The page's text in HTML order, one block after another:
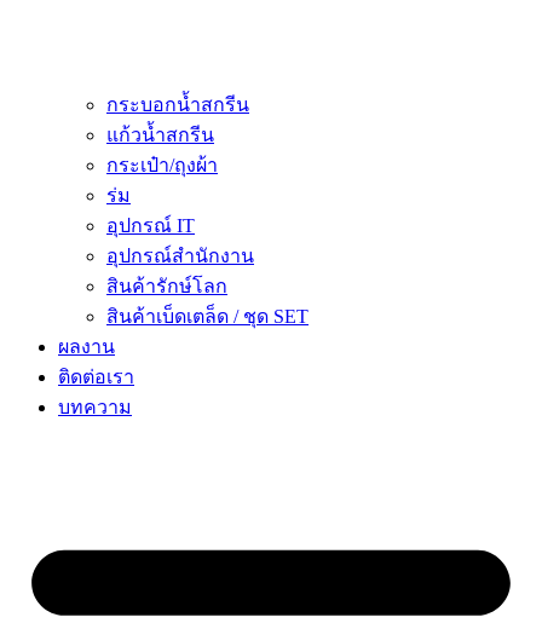
กระบอกน้ำสกรีน
แก้วน้ำสกรีน
กระเป๋า/ถุงผ้า
ร่ม
อุปกรณ์ IT
อุปกรณ์สำนักงาน
สินค้ารักษ์โลก
สินค้าเบ็ดเตล็ด / ชุด SET
ผลงาน
ติดต่อเรา
บทความ